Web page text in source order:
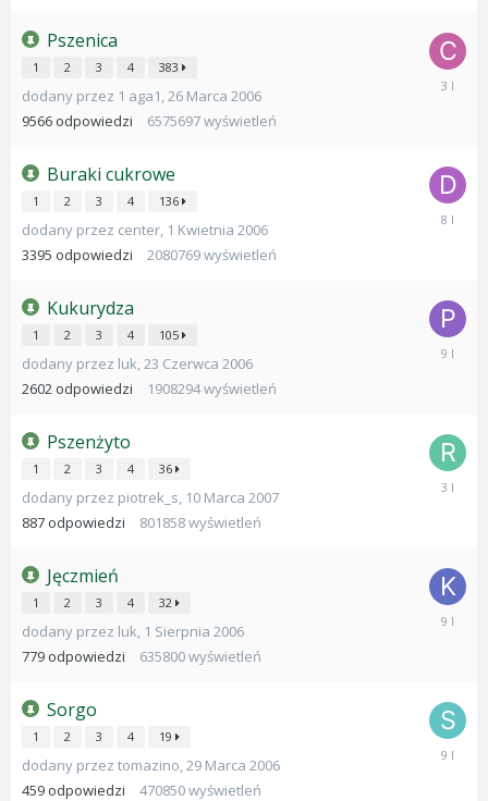
Pszenica
1 2 3 4 383
dodany przez 1 aga1,26 Marca 2006
9566 odpowiedzi 6575697wyświetleń
Buraki cukrowe
1 2 3 4 136
dodany przez center, 1 Kwietnia 2006
3395 odpowiedzi 2080769wyświetleń
Kukurydza
1 2 3 4 105
dodany przez luk,23 Czerwca 2006
2602 odpowiedzi 1908294wyświetleń
20
Pszenżyto
1 2 3 4 36
dodany przez piotrek_s, 10 Marca 2007
887 odpowiedzi 801858wyświetleń
Jęczmień
1 2 3 4 32
dodany przez luk, 1 Sierpnia 2006
779 odpowiedzi 635800wyświetleń
17
Sorgo
1 2 3 4 19
dodany przez tomazino,29 Marca 2006
459 odpowiedzi 470850wyświetleń